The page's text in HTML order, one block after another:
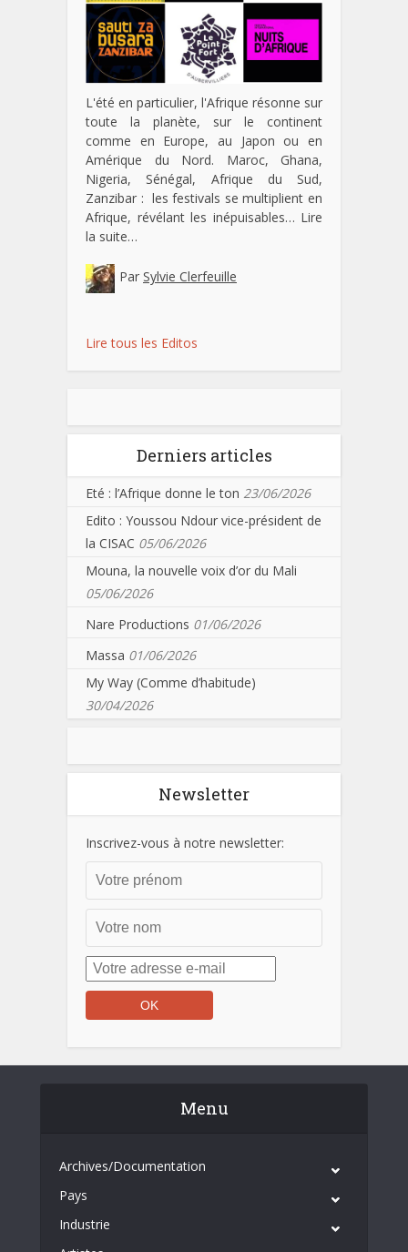
L'été en particulier, l'Afrique résonne sur
toute la planète, sur le continent
comme en Europe, au Japon ou en
Amérique du Nord. Maroc, Ghana,
Nigeria, Sénégal, Afrique du Sud,
Zanzibar : les festivals se multiplient en
Afrique, révélant les inépuisables… Lire
la suite…
Par Sylvie Clerfeuille
Lire tous les Editos
Derniers articles
Eté : l’Afrique donne le ton 23/06/2026
Edito : Youssou Ndour vice-président de
la CISAC 05/06/2026
Mouna, la nouvelle voix d’or du Mali
05/06/2026
Nare Productions 01/06/2026
Massa 01/06/2026
My Way (Comme d’habitude)
30/04/2026
Newsletter
Inscrivez-vous à notre newsletter:
Menu
Archives/Documentation
Pays
Industrie